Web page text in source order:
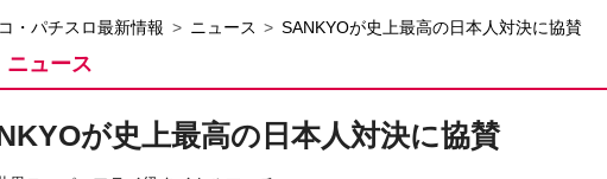
・パチスロ最新情報 ニュース SANKYOが史上最高の日本人対決に協賛
ニュース
が史上最高の日本人対決に協賛